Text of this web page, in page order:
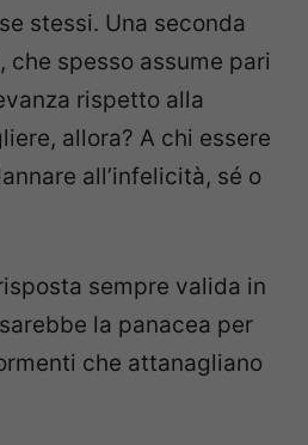
stessi. Una seconda
spesso assume pari
rispetto alla
allora? A chi essere
all’infelicità, sé o
sempre valida in
la panacea per
che attanagliano